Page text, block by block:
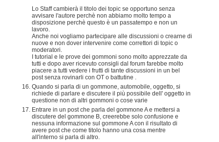
Lo Staff cambierà il titolo dei topic se opportuno senza
avvisare l'autore perchè non abbiamo molto tempo a
disposizione perchè questo è un passatempo e non un
lavoro.
Anche noi vogliamo partecipare alle discussioni o crearne di
nuove e non dover intervenire come correttori di topic o
moderatori.
I tutorial e le prove dei gommoni sono molto apprezzate da
tutti e dopo aver ricevuto consigli dal forum farebbe molto
piacere a tutti vedere i frutti di tante discussioni in un bel
post senza rovinarli con OT o battutine .
Quando si parla di un gommone, automobile, oggetto, si
richiede di parlare e discutere il più possibile dell' oggetto in
questione non di altri gommoni o cose varie
Entrare in un post che parla del gommone A e mettersi a
discutere del gommone B, creerebbe solo confusione e
nessuna informazione sul gommone A con il risultato di
avere post che come titolo hanno una cosa mentre
all'interno si parla di altro.